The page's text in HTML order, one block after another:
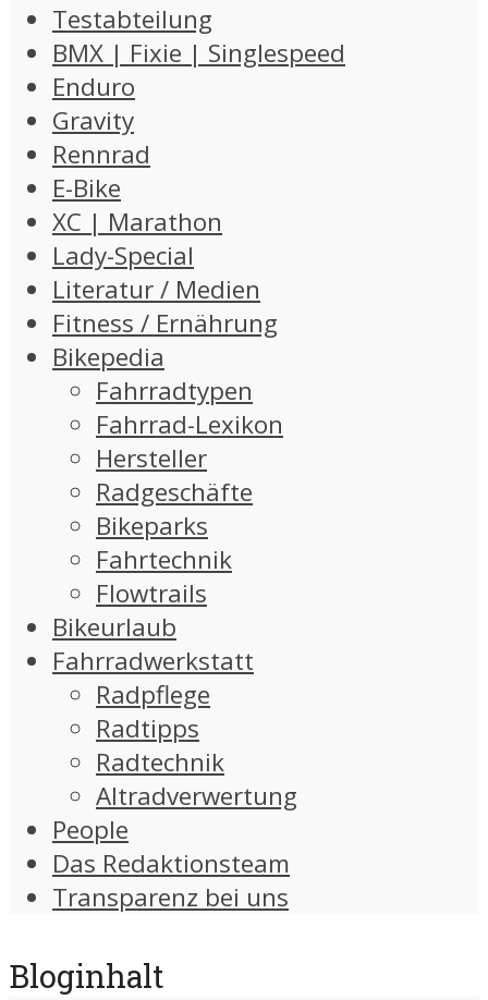
Testabteilung
BMX | Fixie | Singlespeed
Enduro
Gravity
Rennrad
E-Bike
XC | Marathon
Lady-Special
Literatur / Medien
Fitness / Ernährung
Bikepedia
Fahrradtypen
Fahrrad-Lexikon
Hersteller
Radgeschäfte
Bikeparks
Fahrtechnik
Flowtrails
Bikeurlaub
Fahrradwerkstatt
Radpflege
Radtipps
Radtechnik
Altradverwertung
People
Das Redaktionsteam
Transparenz bei uns
Bloginhalt